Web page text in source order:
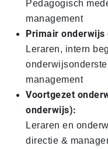
Pedagogisch
management
Primair onderwijs
Leraren, intern
management
Voortgezet
onderwijs):
Leraren en
directie &